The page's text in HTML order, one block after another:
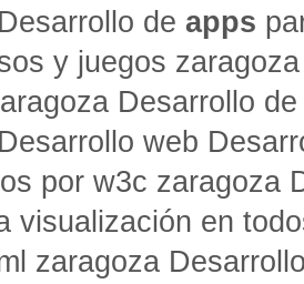
de apps
y juegos
Desarrollo
web
por w3c zaragoza
visualización en
zaragoza